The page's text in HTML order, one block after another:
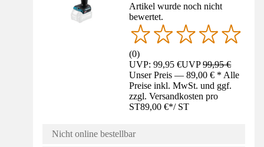
Artikel wurde noch nicht
bewertet.
(0)
UVP: 99,95 €UVP99,95 €
Unser Preis — 89,00 € * Alle
Preise inkl. MwSt. und ggf.
zzgl. Versandkosten pro
ST89,00 €*/ ST
Nicht online bestellbar